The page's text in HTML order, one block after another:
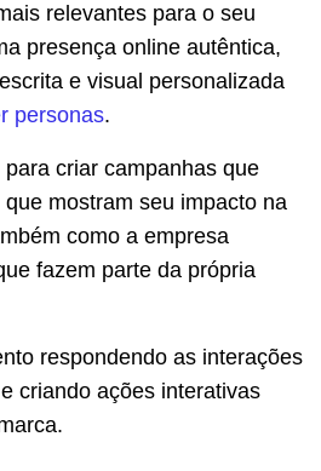
relevantes para o seu
presença online autêntica,
e visual personalizada
personas.
para criar campanhas que
mostram seu impacto na
como a empresa
fazem parte da própria
respondendo as interações
criando ações interativas